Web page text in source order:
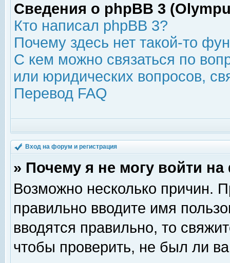
Сведения о phpBB 3
Кто написал phpBB 3?
Почему здесь нет такой-то
С кем можно связаться по
или юридических вопросов,
Перевод FAQ
Вход на форум и регистрация
» Почему я не могу войти
Возможно несколько причин.
правильно вводите имя
вводятся правильно, то
чтобы проверить, не был ли